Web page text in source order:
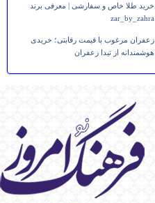
خرید طلا خاص و سفارشی | معرفی برند
zar_by_zahra
زعفران مرغوب با قیمت رقابتی؛ خریدی
هوشمندانه از تیدا زعفران